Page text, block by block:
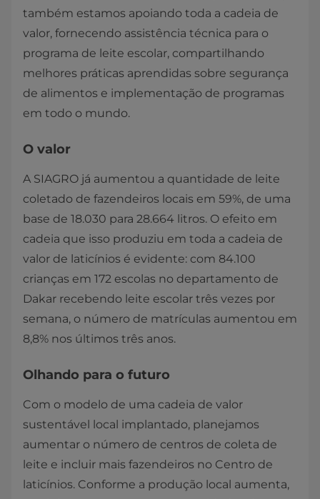
também estamos apoiando toda a cadeia de
valor, fornecendo assistência técnica para o
programa de leite escolar, compartilhando
melhores práticas aprendidas sobre segurança
de alimentos e implementação de programas
em todo o mundo.
O valor
A SIAGRO já aumentou a quantidade de leite
coletado de fazendeiros locais em 59%, de uma
base de 18.030 para 28.664 litros. O efeito em
cadeia que isso produziu em toda a cadeia de
valor de laticínios é evidente: com 84.100
crianças em 172 escolas no departamento de
Dakar recebendo leite escolar três vezes por
semana, o número de matrículas aumentou em
8,8% nos últimos três anos.
Olhando para o futuro
Com o modelo de uma cadeia de valor
sustentável local implantado, planejamos
aumentar o número de centros de coleta de
leite e incluir mais fazendeiros no Centro de
laticínios. Conforme a produção local aumenta,